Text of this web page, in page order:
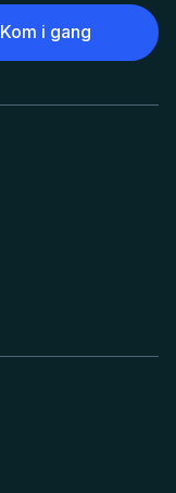
Kom i gang